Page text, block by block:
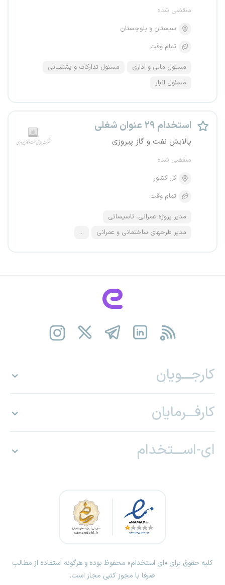
منقضی شده
سیستان و بلوچستان
تمام وقت
مسئول مالی و اداری
مسئول تدارکات و پشتیبانی
مسئول انبار
استخدام ۲۹ عنوان شغلی
پالایش نفت و گاز پیروزی
منقضی شده
کل کشور
تمام وقت
مدیر پروژه عمرانی، تاسیساتی
مدیر طرحهای ساختمانی و عمرانی
...
کارجـــویان
کارفـــرمایان
ای-اســـتخدام
کلیه حقوق برای «ای استخدام» محفوظ بوده و هرگونه استفاده از مطالب
صرفا با مجوز کتبی مجاز است.